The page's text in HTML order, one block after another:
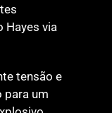
Hayes via
tensão e
para um